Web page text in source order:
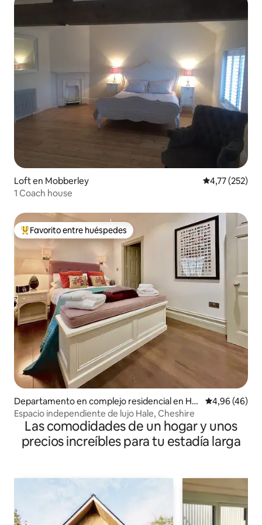
Loft en Mobberley Calificación
4,77 (252)
1 Coach house
Favorito entre los huéspedes más destacados
Favorito entre huéspedes
Departamento en complejo residencial en Hal
e Barns
Calificación
4,96 (46)
Espacio independiente de lujo Hale, Cheshire
Las comodidades de un hogar y unos
precios increíbles para tu estadía larga